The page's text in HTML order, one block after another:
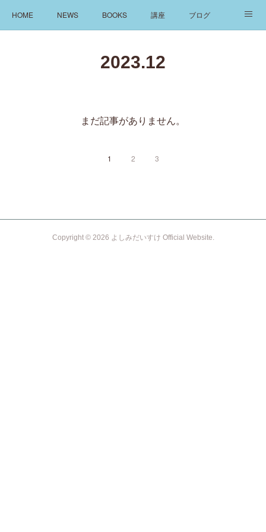
HOME NEWS BOOKS 講座 ブログ
2023.12
まだ記事がありません。
1 2 3
Copyright © 2026 よしみだいすけ Official Website.